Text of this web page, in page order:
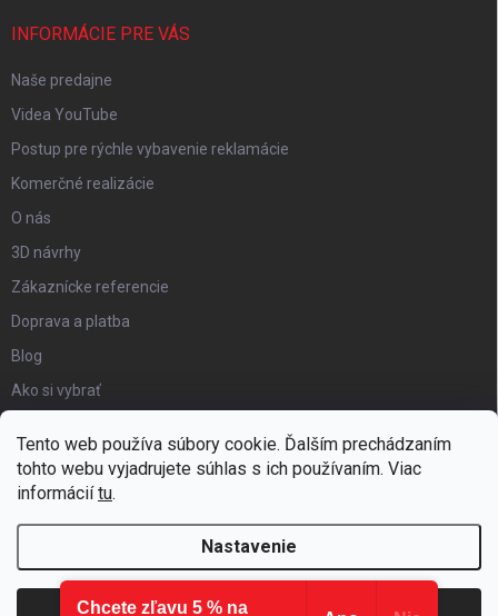
Tento web používa súbory cookie. Ďalším prechádzaním
tohto webu vyjadrujete súhlas s ich používaním. Viac
informáciítu.
Nastavenie
INFORMÁCIE PRE VÁS
Naše predajne
Videa YouTube
Postup pre rýchle vybavenie reklamácie
Komerčné realizácie
O nás
3D návrhy
Zákaznícke referencie
Doprava a platba
Blog
Ako si vybrať
Certifikát kvality
Moja objednávka
Copyright 2026 Hezký detský nábytok . Všetky práva vyhradené.
Chcete zľavu 5 % na